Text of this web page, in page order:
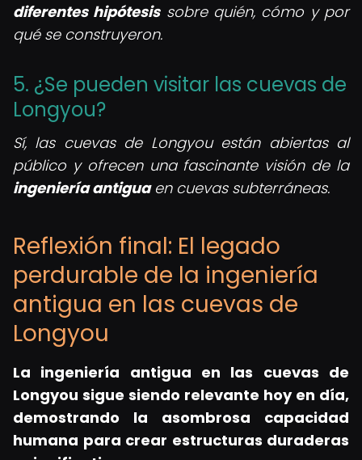
diferentes hipótesissobre quién, cómo y por
qué se construyeron.
5. ¿Se pueden visitar las cuevas de
Longyou?
Sí, las cuevas de Longyou están abiertas al
público y ofrecen una fascinante visión de la
ingeniería antiguaen cuevas subterráneas.
Reflexión final: El legado
perdurable de la ingeniería
antigua en las cuevas de
Longyou
La ingeniería antigua en las cuevas de
Longyou sigue siendo relevante hoy en día,
demostrando la asombrosa capacidad
humana para crear estructuras duraderas